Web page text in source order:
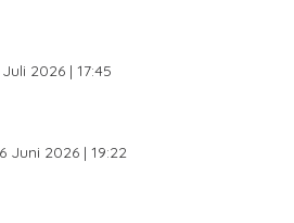
2026 | 17:45
Juni 2026 | 19:22